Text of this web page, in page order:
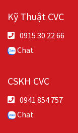
Kỹ Thuật CVC
0915 30 22 66
Chat
CSKH CVC
0941 854 757
Chat